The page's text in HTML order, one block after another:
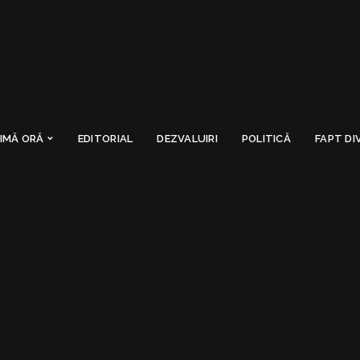
ORĂ EDITORIAL DEZVALUIRI POLITICĂ FAPT